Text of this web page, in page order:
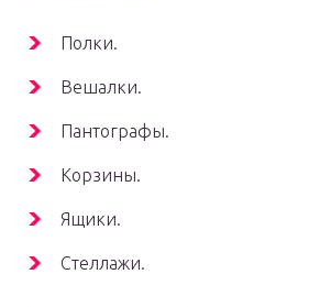
Полки.
Вешалки.
Пантографы.
Корзины.
Ящики.
Стеллажи.